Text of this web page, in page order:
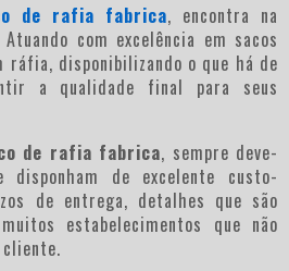
de rafia fabrica, encontra na
com excelência em sacos
ráfia, disponibilizando o que há de
a qualidade final para seus
de rafia fabrica, sempre deve-
disponham de excelente custo-
de entrega, detalhes que são
estabelecimentos que não